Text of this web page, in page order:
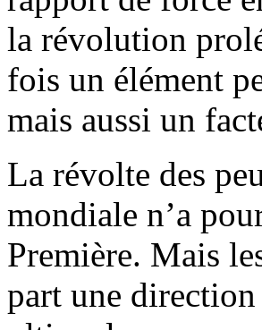
la révolution
fois un élément
mais aussi un
La révolte des
mondiale n’a
Première. Mais
part une